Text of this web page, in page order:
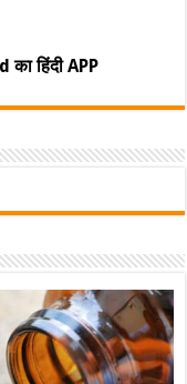
हिंदी APP